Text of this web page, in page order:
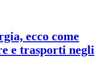
ecco come
e trasporti negli